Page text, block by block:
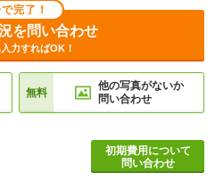
完了！
を問い合わせ
力すればOK！
無料
他の写真がないか
問い合わせ
初期費用について
問い合わせ